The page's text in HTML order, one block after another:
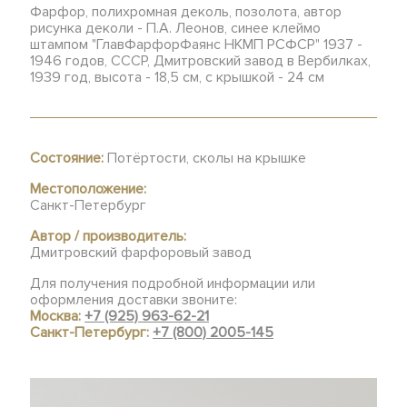
Фарфор, полихромная деколь, позолота, автор
рисунка деколи - П.А. Леонов, синее клеймо
штампом "ГлавФарфорФаянс НКМП РСФСР" 1937 -
1946 годов, СССР, Дмитровский завод в Вербилках,
1939 год, высота - 18,5 см, с крышкой - 24 см
Состояние: Потёртости, сколы на крышке
Местоположение:
Санкт-Петербург
Автор / производитель:
Дмитровский фарфоровый завод
Для получения подробной информации или
оформления доставки звоните:
Москва:+7 (925) 963-62-21
Санкт-Петербург:+7 (800) 2005-145